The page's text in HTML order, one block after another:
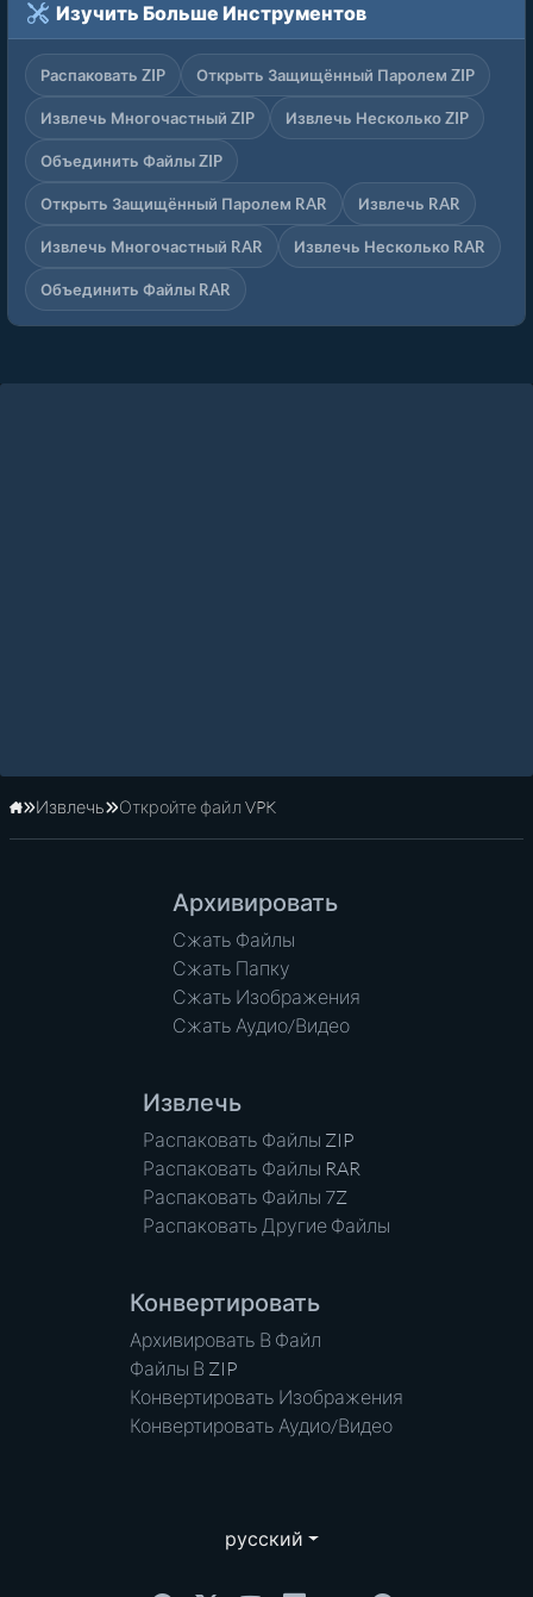
Изучить Больше Инструментов
Распаковать ZIP Открыть Защищённый Паролем ZIP
Извлечь Многочастный ZIP Извлечь Несколько ZIP
Объединить Файлы ZIP
Открыть Защищённый Паролем RAR Извлечь RAR
Извлечь Многочастный RAR Извлечь Несколько RAR
Объединить Файлы RAR
Главная
Извлечь Откройте файл VPK
Архивировать
Сжать Файлы
Сжать Папку
Сжать Изображения
Сжать Аудио/Видео
Извлечь
Распаковать Файлы ZIP
Распаковать Файлы RAR
Распаковать Файлы 7Z
Распаковать Другие Файлы
Конвертировать
Архивировать В Файл
Файлы В ZIP
Конвертировать Изображения
Конвертировать Аудио/Видео
русский